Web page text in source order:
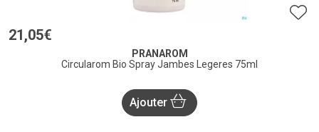
21 ,05€
PRANAROM
Circularom Bio Spray Jambes Legeres 75ml
Ajouter